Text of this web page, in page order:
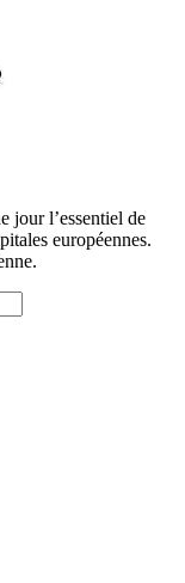
jour l’essentiel de
européennes.